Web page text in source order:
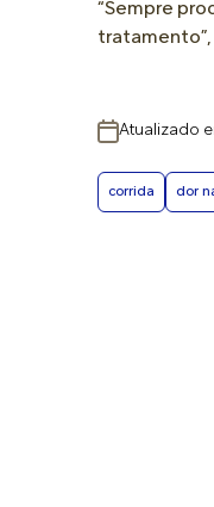
“Sempre
Atualizado
corrida dor